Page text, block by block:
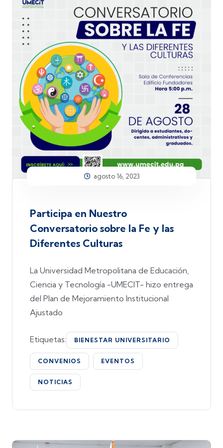
agosto 16, 2023
Participa en Nuestro
Conversatorio sobre la Fe y las
Diferentes Culturas
La Universidad Metropolitana de Educación,
Ciencia y Tecnología -UMECIT- hizo entrega
del Plan de Mejoramiento Institucional
Ajustado
Etiquetas: BIENESTAR UNIVERSITARIO
CONVENIOS EVENTOS
NOTICIAS